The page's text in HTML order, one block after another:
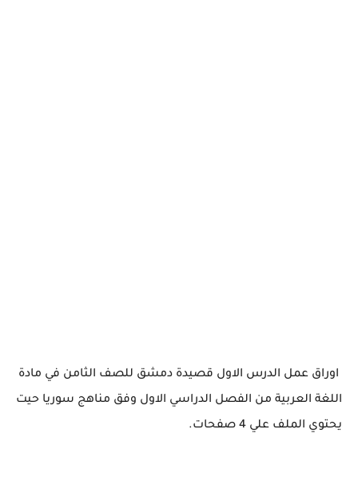
اوراق عمل الدرس الاول قصيدة دمشق للصف الثامن في مادة
اللغة العربية من الفصل الدراسي الاول وفق مناهج سوريا حيت
يحتوي الملف علي 4 صفحات.